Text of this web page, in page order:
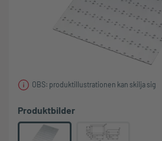
OBS: produktillustrationen kan skilja sig
Produktbilder